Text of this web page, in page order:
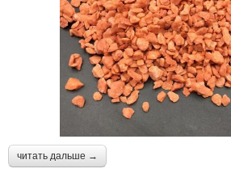
читать дальше →